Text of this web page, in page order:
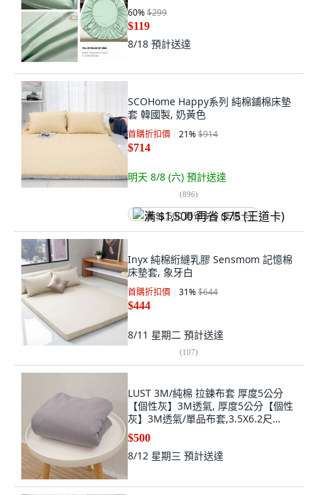
60%$299
$119
8/18 預計送達
SCOHome Happy系列 純棉鋪棉床墊
套 韓國製, 奶黃色
首購折扣價 21%$914
$714
明天 8/8 (六) 預計送達
(896)
满 $1,500 再省 $75 (王道卡)
Inyx 純棉絎縫乳膠 Sensmom 記憶棉
床墊套, 象牙白
首購折扣價 31%$644
$444
8/11 星期二 預計送達
(107)
LUST 3M/純棉 拉鍊布套 厚度5公分
【個性灰】3M透氣, 厚度5公分【個性
灰】3M透氣/單品布套,3.5X6.2尺
105X188CM
$500
8/12 星期三 預計送達